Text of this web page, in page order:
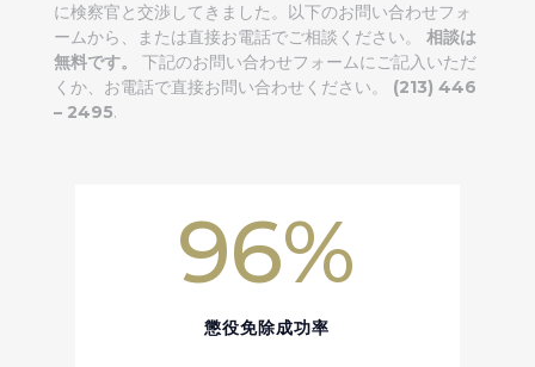
に検察官と交渉してきました。以下のお問い合わせフォ
ームから、または直接お電話でご相談ください。 相談は
無料です。
下記のお問い合わせフォームにご記入いただ
くか、お電話で直接お問い合わせください。 (213) 446
– 2495.
96%
懲役免除成功率